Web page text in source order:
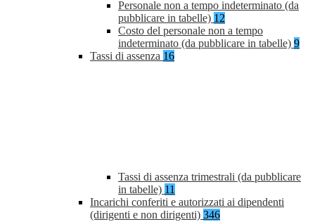
Personale non a tempo indeterminato (da
pubblicare in tabelle) 12
Costo del personale non a tempo
indeterminato (da pubblicare in tabelle) 9
Tassi di assenza 16
Tassi di assenza trimestrali (da pubblicare
in tabelle) 11
Incarichi conferiti e autorizzati ai dipendenti
(dirigenti e non dirigenti) 346